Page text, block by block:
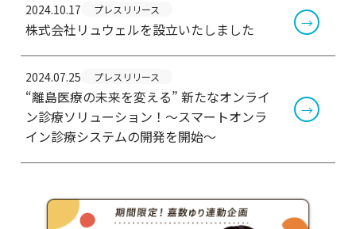
2024.10.17 プレスリリース
株式会社リュウェルを設立いたしました
2024.07.25 プレスリリース
“離島医療の未来を変える” 新たなオンライ
ン診療ソリューション！〜スマートオンラ
イン診療システムの開発を開始〜